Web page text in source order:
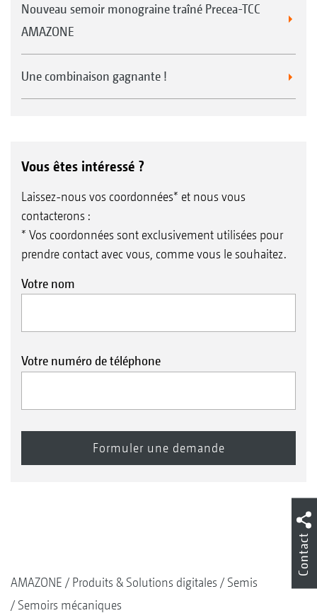
Nouveau semoir monograine traîné Precea-TCC
AMAZONE
Une combinaison gagnante !
Vous êtes intéressé ?
Laissez-nous vos coordonnées* et nous vous
contacterons :
* Vos coordonnées sont exclusivement utilisées pour
prendre contact avec vous, comme vous le souhaitez.
Votre nom
Votre numéro de téléphone
AMAZONE Produits & Solutions digitales
Semis
Semoirs mécaniques
Contact